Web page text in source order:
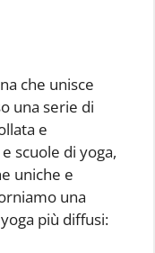
che unisce
una serie di
e
scuole di yoga,
uniche e
una
più diffusi: